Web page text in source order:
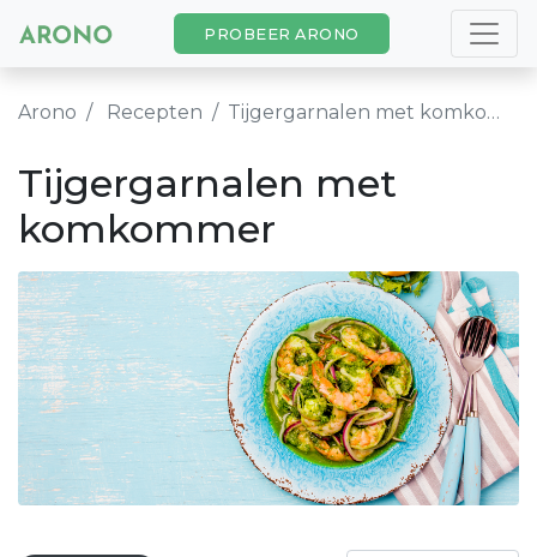
PROBEER ARONO
Arono Recepten Tijgergarnalen met komkommer
Tijgergarnalen met
komkommer